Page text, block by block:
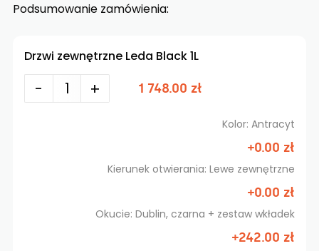
Podsumowanie zamówienia:
Drzwi zewnętrzne Leda Black 1L
- + 1 748.00 zł
Kolor: Antracyt
+0.00 zł
Kierunek otwierania: Lewe zewnętrzne
+0.00 zł
Okucie: Dublin, czarna + zestaw wkładek
+242.00 zł